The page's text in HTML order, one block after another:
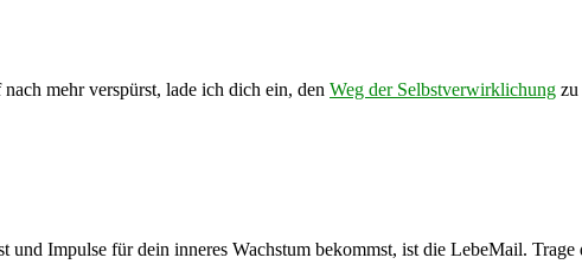
mehr verspürst, lade ich dich ein, den Weg der Selbstverwirklichung zu
Impulse für dein inneres Wachstum bekommst, ist die LebeMail.